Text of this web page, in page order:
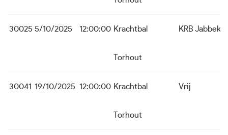
30025 5/10/2025 12:00:00 Krachtbal
Torhout
KRB Jabbeke
30041 19/10/2025 12:00:00 Krachtbal
Torhout
Vrij